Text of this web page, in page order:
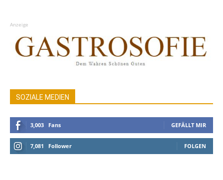
Anzeige
SOZIALE MEDIEN
3,003 Fans GEFÄLLT MIR
7,081 Follower FOLGEN